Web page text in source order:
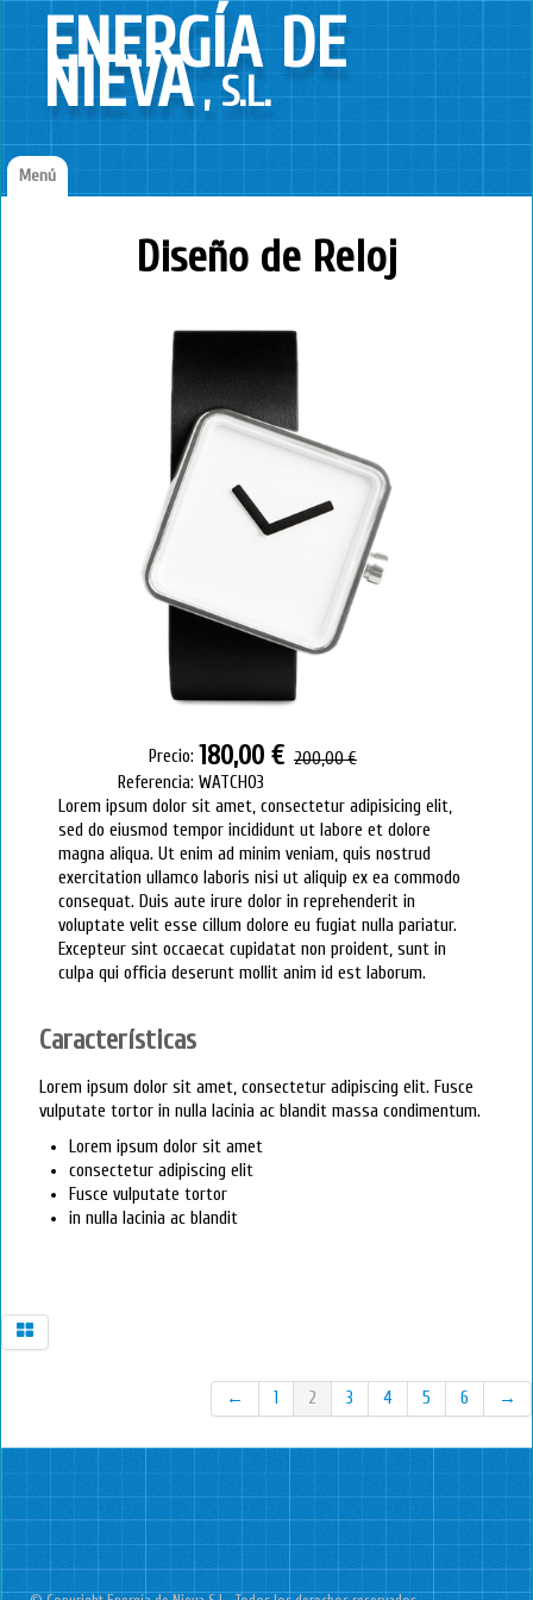
ENERGÍA DE
NIEVA, S.L.
Menú
Diseño de Reloj
Precio: 180,00 € 200,00 €
Referencia: WATCH03
Lorem ipsum dolor sit amet, consectetur adipisicing elit,
sed do eiusmod tempor incididunt ut labore et dolore
magna aliqua. Ut enim ad minim veniam, quis nostrud
exercitation ullamco laboris nisi ut aliquip ex ea commodo
consequat. Duis aute irure dolor in reprehenderit in
voluptate velit esse cillum dolore eu fugiat nulla pariatur.
Excepteur sint occaecat cupidatat non proident, sunt in
culpa qui officia deserunt mollit anim id est laborum.
Características
Lorem ipsum dolor sit amet, consectetur adipiscing elit. Fusce
vulputate tortor in nulla lacinia ac blandit massa condimentum.
Lorem ipsum dolor sit amet
consectetur adipiscing elit
Fusce vulputate tortor
in nulla lacinia ac blandit
← 1 2 3 4 5 6 →